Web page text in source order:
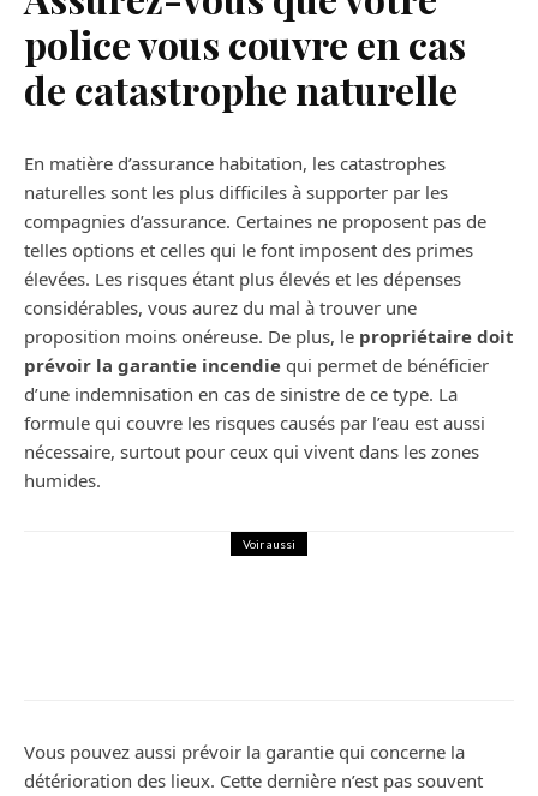
police vous couvre en cas
de catastrophe naturelle
En matière d’assurance habitation, les catastrophes
naturelles sont les plus difficiles à supporter par les
compagnies d’assurance. Certaines ne proposent pas de
telles options et celles qui le font imposent des primes
élevées. Les risques étant plus élevés et les dépenses
considérables, vous aurez du mal à trouver une
proposition moins onéreuse. De plus, le propriétaire doit
prévoir la garantie incendie qui permet de bénéficier
d’une indemnisation en cas de sinistre de ce type. La
formule qui couvre les risques causés par l’eau est aussi
nécessaire, surtout pour ceux qui vivent dans les zones
humides.
Voir aussi
Vous pouvez aussi prévoir la garantie qui concerne la
détérioration des lieux. Cette dernière n’est pas souvent